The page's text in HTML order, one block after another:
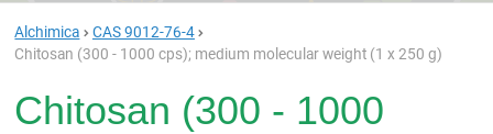
Alchimica
CAS 9012-76-4
Chitosan (300 - 1000 cps); medium molecular weight (1 x 250 g)
Chitosan (300 - 1000